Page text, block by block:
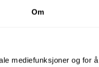
Om
mediefunksjoner og for å
andre